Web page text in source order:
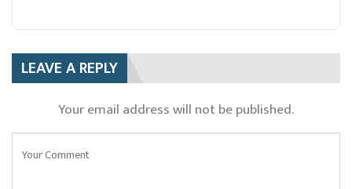
LEAVE A REPLY
Your email address will not be published.